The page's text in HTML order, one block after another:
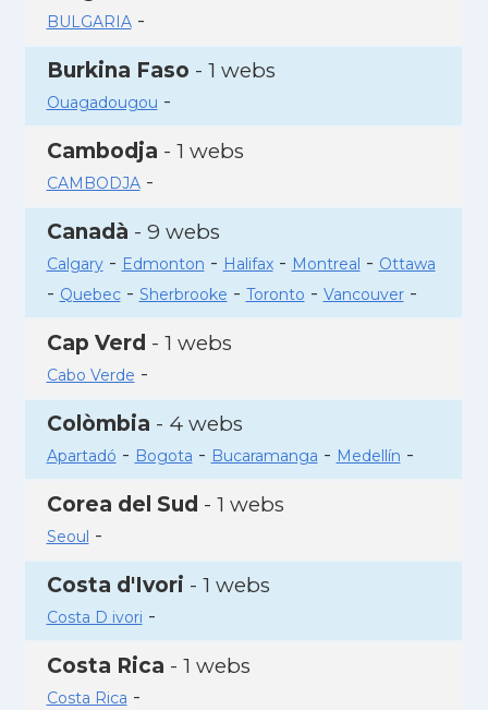
BULGARIA-
Burkina Faso - 1 webs
Ouagadougou -
Cambodja - 1 webs
CAMBODJA-
Canadà - 9 webs
Calgary- Edmonton - Halifax- Montreal - Ottawa
- Quebec- Sherbrooke - Toronto - Vancouver-
Cap Verd - 1 webs
Cabo Verde -
Colòmbia - 4 webs
Apartadó - Bogota - Bucaramanga - Medellín -
Corea del Sud - 1 webs
Seoul -
Costa d'Ivori - 1 webs
Costa D ivori -
Costa Rica - 1 webs
Costa Rica -